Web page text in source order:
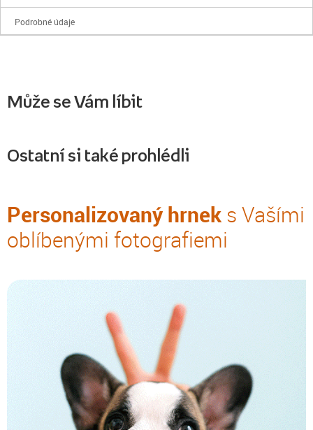
Podrobné údaje
Může se Vám líbit
Ostatní si také prohlédli
Personalizovaný hrneks Vašími
oblíbenými fotografiemi